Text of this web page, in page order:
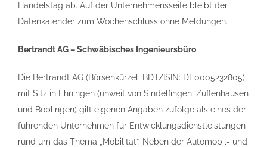
Handelstag ab. Auf der Unternehmensseite bleibt der
Datenkalender zum Wochenschluss ohne Meldungen.
Bertrandt AG – Schwäbisches Ingenieursbüro
Die Bertrandt AG (Börsenkürzel: BDT/ISIN: DE0005232805)
mit Sitz in Ehningen (unweit von Sindelfingen, Zuffenhausen
und Böblingen) gilt eigenen Angaben zufolge als eines der
führenden Unternehmen für Entwicklungsdienstleistungen
rund um das Thema „Mobilität“. Neben der Automobil- und